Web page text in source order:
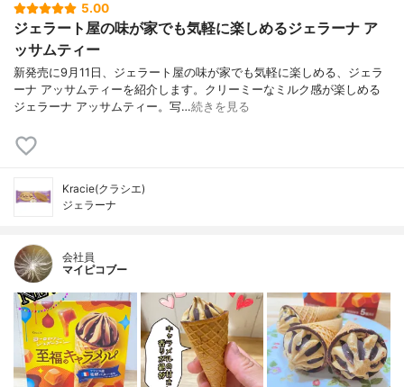
5.00
ジェラート屋の味が家でも気軽に楽しめるジェラーナ ア
ッサムティー
新発売に9月11日、ジェラート屋の味が家でも気軽に楽しめる、ジェラ
ーナ アッサムティーを紹介します。クリーミーなミルク感が楽しめる
ジェラーナ アッサムティー。写…続きを見る
Kracie(クラシエ)
ジェラーナ
会社員
マイピコブー